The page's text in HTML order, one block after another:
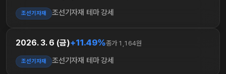
조선기자재 조선기자재 테마 강세
2026. 3. 6 (금)+11.49%종가 1,164원
조선기자재 조선기자재 테마 강세